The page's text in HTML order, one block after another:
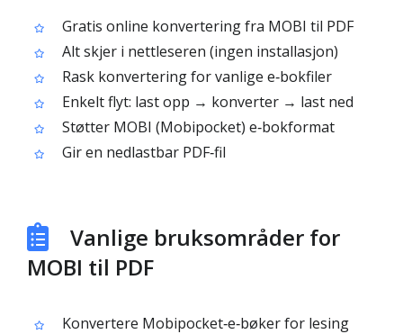
Gratis online konvertering fra MOBI til PDF
Alt skjer i nettleseren (ingen installasjon)
Rask konvertering for vanlige e‑bokfiler
Enkelt flyt: last opp → konverter → last ned
Støtter MOBI (Mobipocket) e‑bokformat
Gir en nedlastbar PDF‑fil
Vanlige bruksområder for
MOBI til PDF
Konvertere Mobipocket‑e‑bøker for lesing